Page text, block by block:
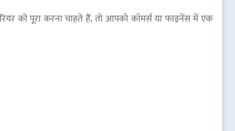
को पूरा करना चाहते हैं, तो आपको कॉमर्स या फाइनेंस में एक